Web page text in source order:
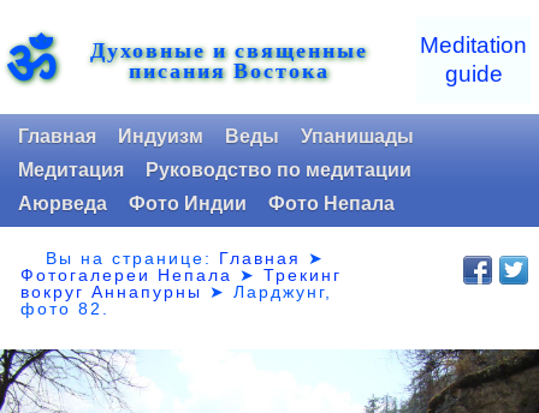
ॐ Духовные и священные
писания Востока
Meditation
guide
Главная Индуизм Веды
Упанишады
Медитация
Руководство по медитации
Аюрведа
Фото Индии Фото Непала
Вы на странице: Главная
➤
Фотогалереи Непала
➤Трекинг
вокруг Аннапурны ➤ Ларджунг,
фото 82.